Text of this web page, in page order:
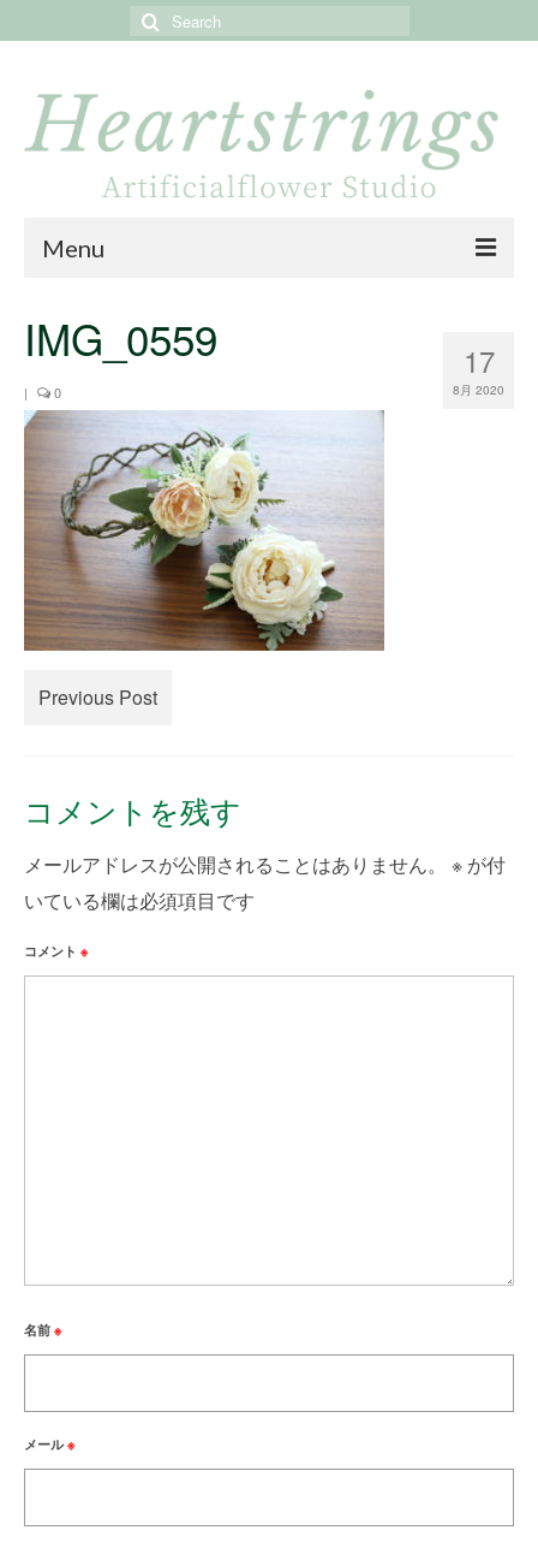
Search
Menu
About
Portfolio
Online store
Online shop
creema
minne
How to Order
Contact Us
17
8月 2020
IMG_0559
| 0
Previous Post
コメントを残す
メールアドレスが公開されることはありません。 ※ が付
いている欄は必須項目です
コメント ※
名前 ※
メール※